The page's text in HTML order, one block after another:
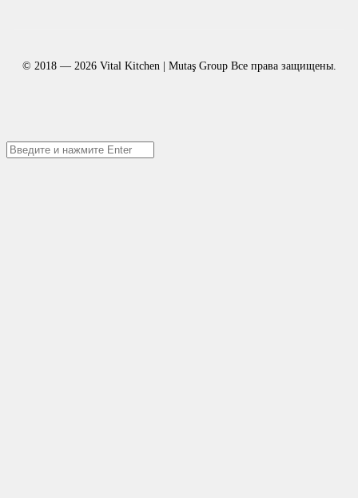
© 2018 — 2026 Vital Kitchen | Mutaş Group Все права защищены.